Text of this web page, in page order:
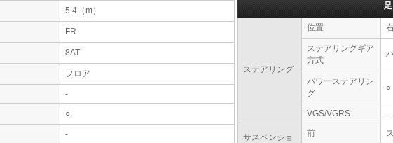
5.4（m）
FR
8AT
フロア
-
○
-
ステアリング
位置
ステアリングギア
方式
パワーステアリン
グ
○
VGS/VGRS -
サスペンショ
前